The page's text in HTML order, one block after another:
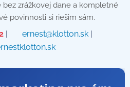
zrážkovej dane a kompletné
povinnosti si riešim sám.
| ✉️ ernest@klotton.sk | 🌐